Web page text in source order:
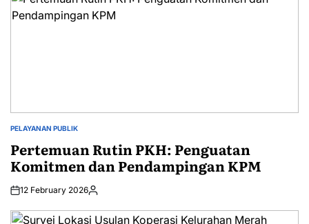
POSTED
PELAYANAN PUBLIK
Pertemuan Rutin PKH: Penguatan
Komitmen dan Pendampingan KPM
12 February 2026Posted